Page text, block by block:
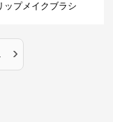
ップメイクブラシ
›